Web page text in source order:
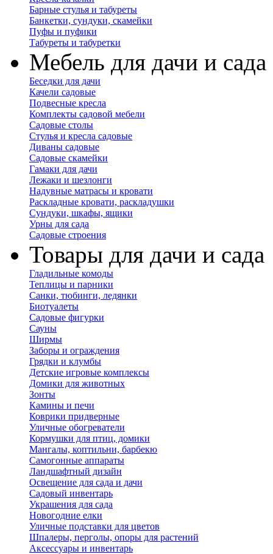
Барные стулья и табуреты
Банкетки, сундуки, скамейки
Пуфы и пуфики
Табуреты и табуретки
Мебель для дачи и сада
Беседки для дачи
Качели садовые
Подвесные кресла
Комплекты садовой мебели
Садовые столы
Стулья и кресла садовые
Диваны садовые
Садовые скамейки
Гамаки для дачи
Лежаки и шезлонги
Надувные матрасы и кровати
Раскладные кровати, раскладушки
Сундуки, шкафы, ящики
Урны для сада
Садовые строения
Товары для дачи и сада
Гладильные комоды
Теплицы и парники
Санки, тюбинги, ледянки
Биотуалеты
Садовые фигурки
Сауны
Ширмы
Заборы и ограждения
Грядки и клумбы
Детские игровые комплексы
Домики для животных
Зонты
Камины и печи
Коврики придверные
Уличные обогреватели
Кормушки для птиц, домики
Мангалы, коптильни, барбекю
Самогонные аппараты
Ландшафтный дизайн
Освещение для сада и дачи
Садовый инвентарь
Украшения для сада
Новогодние елки
Уличные подставки для цветов
Шпалеры, перголы, опоры для растений
Аксессуары и инвентарь